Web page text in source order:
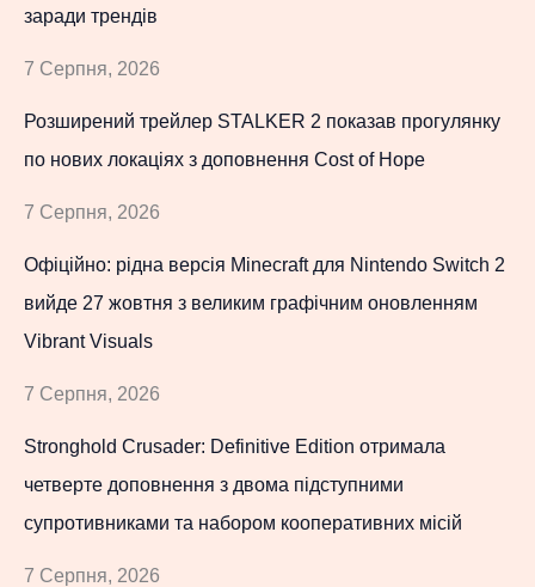
заради трендів
7 Серпня, 2026
Розширений трейлер STALKER 2 показав прогулянку
по нових локаціях з доповнення Cost of Hope
7 Серпня, 2026
Офіційно: рідна версія Minecraft для Nintendo Switch 2
вийде 27 жовтня з великим графічним оновленням
Vibrant Visuals
7 Серпня, 2026
Stronghold Crusader: Definitive Edition отримала
четверте доповнення з двома підступними
супротивниками та набором кооперативних місій
7 Серпня, 2026